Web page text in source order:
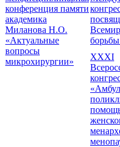
конференция памяти
академика
Миланова Н.О.
«Актуальные
вопросы
микрохирургии»
XXXI